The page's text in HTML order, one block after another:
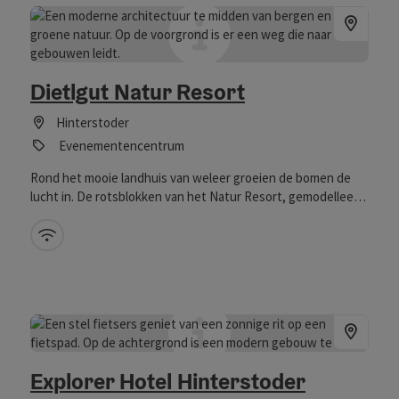
Dietlgut Natur Resort
Hinterstoder
Evenementencentrum
Rond het mooie landhuis van weleer groeien de bomen de
lucht in. De rotsblokken van het Natur Resort, gemodelleerd
De eigen bron van het landgoed levert het water, de schone
sneeuwballengevechten, tikkertje spelen, een dam bouwen
op de beek: levensvreugde is thuis in het natuurgebied. Voor
rustgevende bergvaleriaan met zijn bloesem model stond
W-LAN (gratis)
Explorer Hotel Hinterstoder